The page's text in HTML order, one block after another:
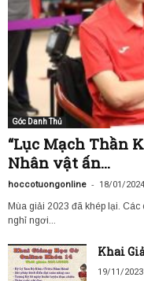
Góc Danh Thủ
“Lục Mạch Thần
Nhân vật ấn...
hoccotuongonline - 18/01/2024
Mùa giải 2023 đã khép lại.
nghỉ ngơi...
Khai
19/11/2023